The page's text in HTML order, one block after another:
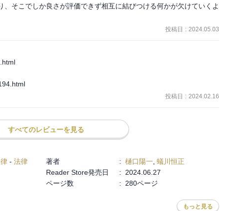
、そこでしか良さが評価できず相互に結びつける何かが欠けていくよ
投稿日 : 2024.05.03
投稿日 : 2024.02.16
すべてのレビューを見る
- 法律 著者 : 樋口陽一 蟻川恒正
Reader Store発売日 :
2024.06.27
ページ数 :
280ページ
もっと見る